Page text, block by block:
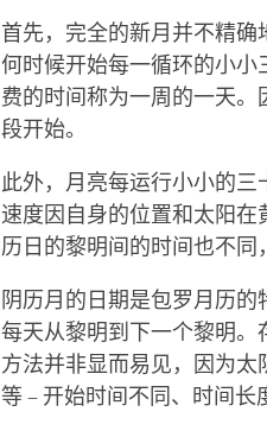
首先，完全的新月并不精
何时候开始每一循环的小
费的时间称为一周的一天
段开始。
此外，月亮每运行小小的
速度因自身的位置和太阳在
历日的黎明间的时间也不同
阴历月的日期是包罗月历的
每天从黎明到下一个黎明
方法并非显而易见，因为
等 – 开始时间不同、时间长